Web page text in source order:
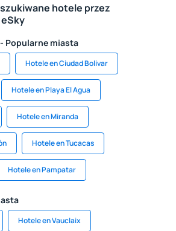
hotele przez
Popularne miasta
Hotele en Ciudad Bolivar
Hotele en Playa El Agua
Hotele en Miranda
Hotele en Tucacas
Hotele en Pampatar
Hotele en Vauclaix